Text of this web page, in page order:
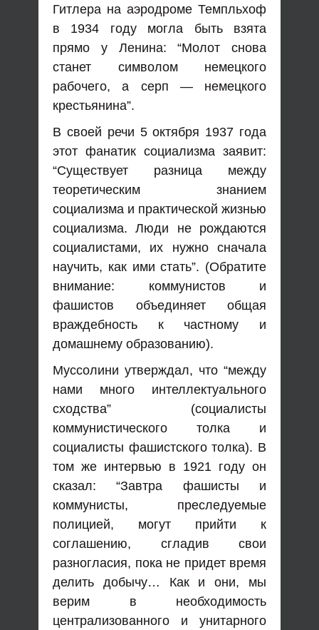
Гитлера на аэродроме Темпльхоф
в 1934 году могла быть взята
прямо у Ленина: “Молот снова
станет символом немецкого
рабочего, а серп — немецкого
крестьянина”.
В своей речи 5 октября 1937 года
этот фанатик социализма заявит:
“Существует разница между
теоретическим знанием
социализма и практической жизнью
социализма. Люди не рождаются
социалистами, их нужно сначала
научить, как ими стать”. (Обратите
внимание: коммунистов и
фашистов объединяет общая
враждебность к частному и
домашнему образованию).
Муссолини утверждал, что “между
нами много интеллектуального
сходства” (социалисты
коммунистического толка и
социалисты фашистского толка). В
том же интервью в 1921 году он
сказал: “Завтра фашисты и
коммунисты, преследуемые
полицией, могут прийти к
соглашению, сгладив свои
разногласия, пока не придет время
делить добычу… Как и они, мы
верим в необходимость
централизованного и унитарного